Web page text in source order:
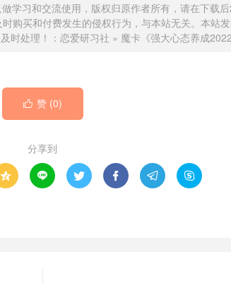
学习和交流使用，版权归原作者所有，请在下载
购买和付费发生的侵权行为，与本站无关。本站
时处理！： 恋爱研习社 » 魔卡《强大心态养成2022
 赞 (0)
分享到
     